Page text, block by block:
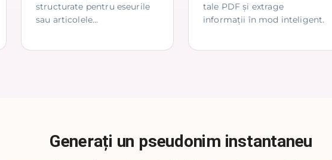
structurate pentru eseurile
sau articolele
tale PDF și extrage
informații în mod inteligent.
Generați un pseudonim instantaneu